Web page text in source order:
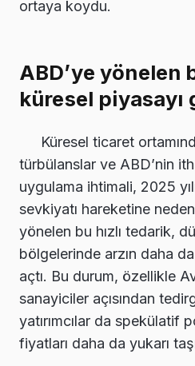
ortaya koydu.
ABD’ye yönelen
küresel piyasayı
Küresel ticaret
türbülanslar ve ABD’nin
uygulama ihtimali, 2025
sevkiyatı hareketine
yönelen bu hızlı tedarik,
bölgelerinde arzın daha da
açtı. Bu durum, özellikle
sanayiciler açısından
yatırımcılar da spekülatif
fiyatları daha da yukarı